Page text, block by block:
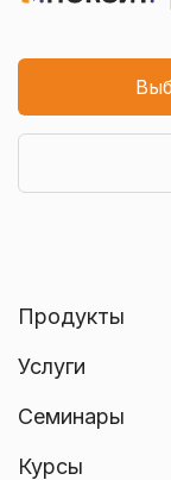
Продукты
Услуги
Семинары
Курсы